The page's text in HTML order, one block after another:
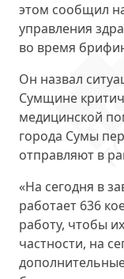
этом сообщил
управления
во время
Он назвал
Сумщине
медицинской
города Сумы
отправляют в
«На сегодня в
работает 636
работу, чтобы
частности, на